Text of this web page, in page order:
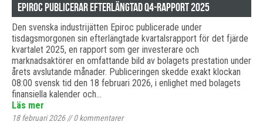
Epiroc publicerar efterlängtad Q4-rapport 2025
Den svenska industrijätten Epiroc publicerade under
tisdagsmorgonen sin efterlängtade kvartalsrapport för det fjärde
kvartalet 2025, en rapport som ger investerare och
marknadsaktörer en omfattande bild av bolagets prestation under
årets avslutande månader. Publiceringen skedde exakt klockan
08:00 svensk tid den 18 februari 2026, i enlighet med bolagets
finansiella kalender och…
Läs mer
18 februari 2026//0kommentarer